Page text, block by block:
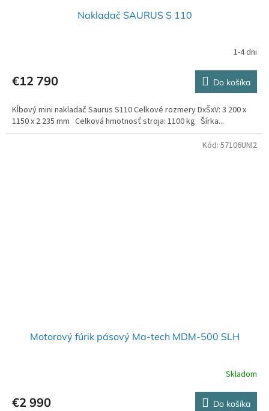
Nakladač SAURUS S 110
1-4 dni
€12 790 Do košíka
Kĺbový mini nakladač Saurus S110 Celkové rozmery DxŠxV: 3 200 x
1150 x 2 235 mm Celková hmotnosť stroja: 1100 kg Šírka...
Motorový fúrik pásový Ma-tech MDM-500 SLH
Skladom
€2 990 Do košíka
Kód: 57106UNI2